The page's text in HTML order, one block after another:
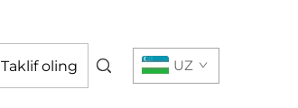
Taklif oling UZ